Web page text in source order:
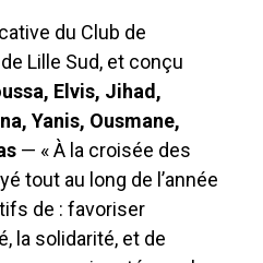
du Club de
Lille Sud, et conçu
Elvis, Jihad,
Yanis, Ousmane,
— « À la croisée des
tout au long de l’année
de : favoriser
la solidarité, et de